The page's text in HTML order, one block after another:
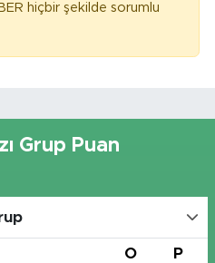
hiçbir şekilde sorumlu
Grup Puan
O P